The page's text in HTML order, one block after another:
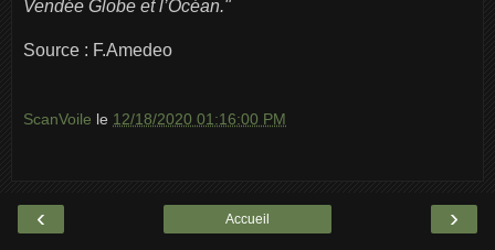
Vendée Globe et l’Océan."
Source : F.Amedeo
ScanVoile le 12/18/2020 01:16:00 PM
‹ ›
Accueil